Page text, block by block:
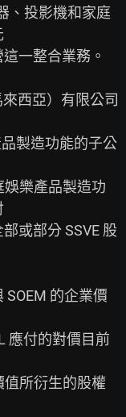
、投影機和家庭
一整合業務。
西亞）有限公司
製造功能的子公
娛樂產品製造功
或部分 SSVE 股
的企業價
應付的對價目前
所衍生的股權